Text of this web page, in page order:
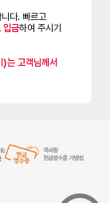
니다. 빠르고
입금하여 주시기
는 고객님께서